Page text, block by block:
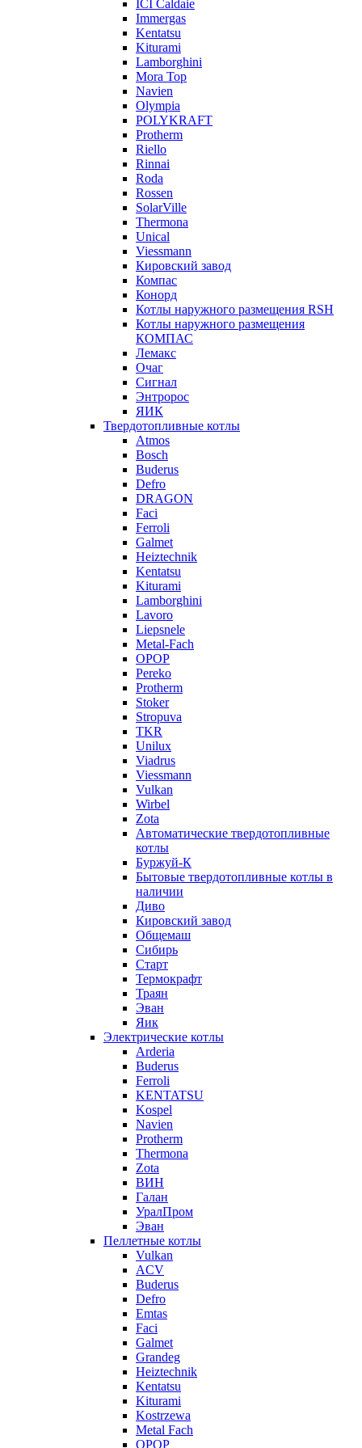
ICI Caldaie
Immergas
Kentatsu
Kiturami
Lamborghini
Mora Top
Navien
Olympia
POLYKRAFT
Protherm
Riello
Rinnai
Roda
Rossen
SolarVille
Thermona
Unical
Viessmann
Кировский завод
Компас
Конорд
Котлы наружного размещения RSH
Котлы наружного размещения
КОМПАС
Лемакс
Очаг
Сигнал
Энтророс
ЯИК
Твердотопливные котлы
Atmos
Bosch
Buderus
Defro
DRAGON
Faci
Ferroli
Galmet
Heiztechnik
Kentatsu
Kiturami
Lamborghini
Lavoro
Liepsnele
Metal-Fach
OPOP
Pereko
Protherm
Stoker
Stropuva
TKR
Unilux
Viadrus
Viessmann
Vulkan
Wirbel
Zota
Автоматические твердотопливные
котлы
Буржуй-К
Бытовые твердотопливные котлы в
наличии
Диво
Кировский завод
Общемаш
Сибирь
Старт
Термокрафт
Траян
Эван
Яик
Электрические котлы
Arderia
Buderus
Ferroli
KENTATSU
Kospel
Navien
Protherm
Thermona
Zota
ВИН
Галан
УралПром
Эван
Пеллетные котлы
Vulkan
ACV
Buderus
Defro
Emtas
Faci
Galmet
Grandeg
Heiztechnik
Kentatsu
Kiturami
Kostrzewa
Metal Fach
OPOP